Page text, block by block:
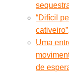
“Difícil
Uma
de